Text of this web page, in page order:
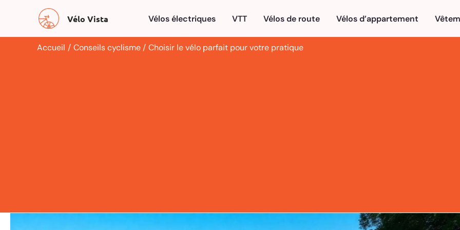
contenu
Vélo Vista Vélos électriques VTT Vélos de route Vélos d’appartement
Accueil Conseils cyclisme Choisir le vélo parfait pour votre pratique